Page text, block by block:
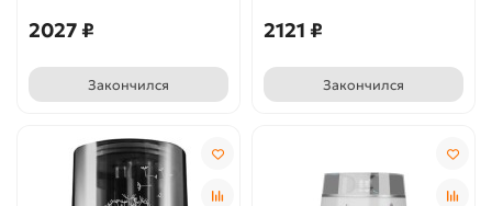
2027 ₽
Закончился
2121 ₽
Закончился